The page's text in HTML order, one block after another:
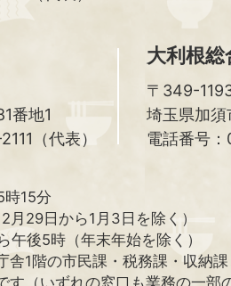
番地1
（代表）
大利根総
〒349-
埼玉県加須
電話番号：
15分
月29日から1月3日を除く）
後5時（年末年始を除く）
1階の市民課・税務課・収納課